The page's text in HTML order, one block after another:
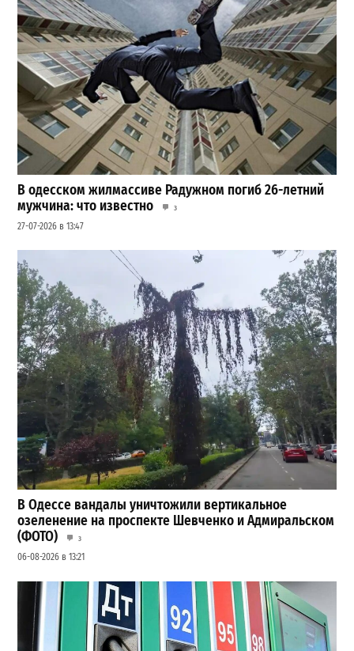
В одесском жилмассиве Радужном погиб 26-летний
мужчина: что известно
3
27-07-2026 в 13:47
В Одессе вандалы уничтожили вертикальное
озеленение на проспекте Шевченко и Адмиральском
(ФОТО)
3
06-08-2026 в 13:21